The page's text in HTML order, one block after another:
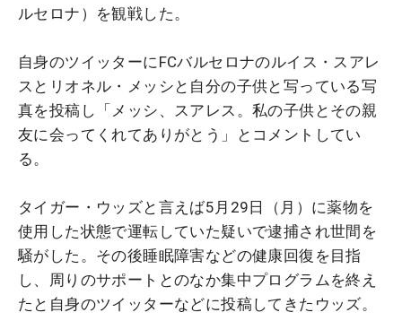
ルセロナ）を観戦した。
自身のツイッターにFCバルセロナのルイス・スアレ
スとリオネル・メッシと自分の子供と写っている写
真を投稿し「メッシ、スアレス。私の子供とその親
友に会ってくれてありがとう」とコメントしてい
る。
タイガー・ウッズと言えば5月29日（月）に薬物を
使用した状態で運転していた疑いで逮捕され世間を
騒がした。その後睡眠障害などの健康回復を目指
し、周りのサポートとのなか集中プログラムを終え
たと自身のツイッターなどに投稿してきたウッズ。